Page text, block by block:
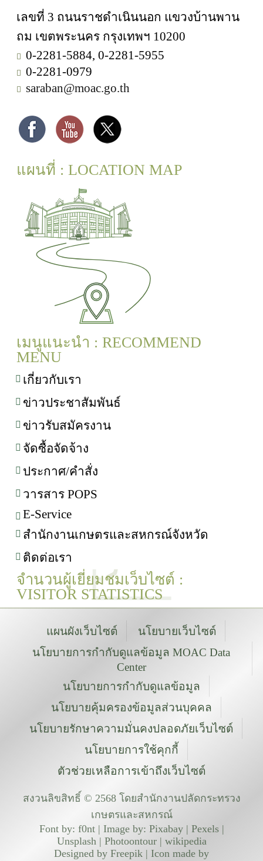
เลขที่ 3 ถนนราชดำเนินนอก แขวงบ้านพาน
ถม เขตพระนคร กรุงเทพฯ 10200
0-2281-5884, 0-2281-5955
0-2281-0979
saraban@moac.go.th
แผนที่ : LOCATION MAP
เมนูแนะนำ : RECOMMEND
MENU
เกี่ยวกับเรา
ข่าวประชาสัมพันธ์
ข่าวรับสมัครงาน
จัดซื้อจัดจ้าง
ประกาศ/คำสั่ง
วารสาร POPS
E-Service
สำนักงานเกษตรและสหกรณ์จังหวัด
ติดต่อเรา
จำนวนผู้เยี่ยมชมเว็บไซต์ :
VISITOR STATISTICS
แผนผังเว็บไซต์
นโยบายเว็บไซต์
นโยบายการกำกับดูแลข้อมูล MOAC Data
Center
นโยบายการกำกับดูแลข้อมูล
นโยบายคุ้มครองข้อมูลส่วนบุคคล
นโยบายรักษาความมั่นคงปลอดภัยเว็บไซต์
นโยบายการใช้คุกกี้
ตัวช่วยเหลือการเข้าถึงเว็บไซต์
สงวนลิขสิทธิ์ © 2568 โดยสำนักงานปลัดกระทรวง
เกษตรและสหกรณ์
Font by: f0nt | Image by: Pixabay | Pexels |
Unsplash | Photoontour | wikipedia
Designed by Freepik | Icon made by